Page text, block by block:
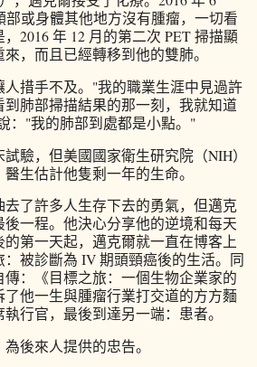
部或身體其他地方沒有腫瘤，一切看
2016 年 12 月的第二次 PET 掃描顯
，而且已經轉移到他的雙肺。
措手不及。"我的職業生涯中見過許
肺部掃描結果的那一刻，我就知道
："我的肺部到處都是小點。"
驗，但美國國家衛生研究院（NIH）
生估計他隻剩一年的生命。
了許多人生存下去的勇氣，但邁克
一程。他決心分享他的逆境和每天
第一天起，邁克爾就一直在博客上
被診斷為 IV 期頭頸癌後的生活。同
：《目標之旅：一個生物企業家的
他一生與腫瘤行業打交道的方方麵
行官，最後到達另一端：患者。
後來人提供的忠告。